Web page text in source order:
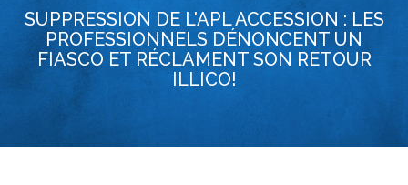
SUPPRESSION DE L'APL ACCESSION : LES
PROFESSIONNELS DÉNONCENT UN
FIASCO ET RÉCLAMENT SON RETOUR
ILLICO!